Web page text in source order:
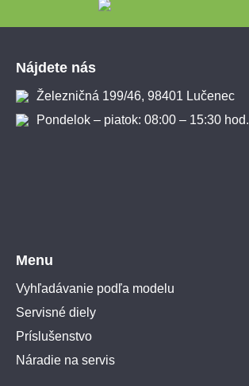
Nájdete nás
Železničná 199/46, 98401 Lučenec
Pondelok – piatok: 08:00 – 15:30 hod.
Menu
Vyhľadávanie podľa modelu
Servisné diely
Príslušenstvo
Náradie na servis